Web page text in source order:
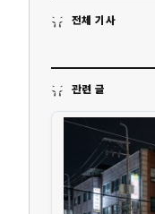
전체 기사
관련 글